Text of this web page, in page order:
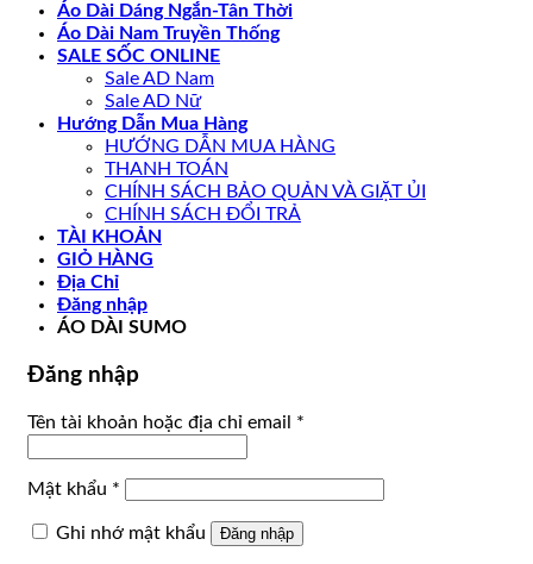
Áo Dài Dáng Ngắn-Tân Thời
Áo Dài Nam Truyền Thống
SALE SỐC ONLINE
Sale AD Nam
Sale AD Nữ
Hướng Dẫn Mua Hàng
HƯỚNG DẪN MUA HÀNG
THANH TOÁN
CHÍNH SÁCH BẢO QUẢN VÀ GIẶT ỦI
CHÍNH SÁCH ĐỔI TRẢ
TÀI KHOẢN
GIỎ HÀNG
Địa Chỉ
Đăng nhập
ÁO DÀI SUMO
Đăng nhập
Tên tài khoản hoặc địa chỉ email *
Mật khẩu *
Ghi nhớ mật khẩu
Đăng nhập